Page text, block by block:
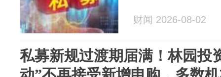
财闻 2026-08-02
私募新规过渡期届满！林园投